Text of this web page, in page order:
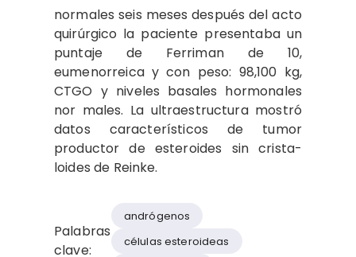
normales seis meses después del acto
quirúrgico la paciente presentaba un
puntaje de Ferriman de 10,
eumenorreica y con peso: 98,100 kg,
CTGO y niveles basales hormonales
nor­ males. La ultraestructura mostró
datos característicos de tumor
productor de esteroides sin crista­
loides de Reinke.
Palabras
clave:
andrógenos
células esteroideas